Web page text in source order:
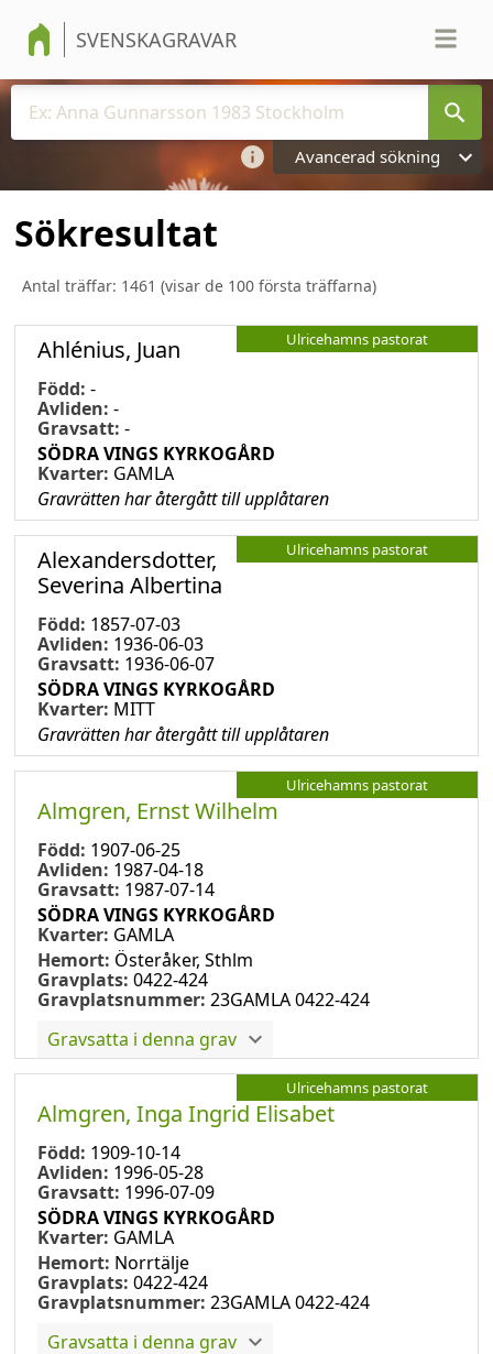
SVENSKAGRAVAR
Avancerad sökning
Sökresultat
Antal träffar: 1461 (visar de 100 första träffarna)
Ulricehamns pastorat
Ahlénius, Juan
Född: -
Avliden: -
Gravsatt: -
SÖDRA VINGS KYRKOGÅRD
Kvarter: GAMLA
Gravrätten har återgått till upplåtaren
Ulricehamns pastorat
Alexandersdotter,
Severina Albertina
Född: 1857-07-03
Avliden: 1936-06-03
Gravsatt: 1936-06-07
SÖDRA VINGS KYRKOGÅRD
Kvarter: MITT
Gravrätten har återgått till upplåtaren
Ulricehamns pastorat
Almgren, Ernst Wilhelm
Född: 1907-06-25
Avliden: 1987-04-18
Gravsatt: 1987-07-14
SÖDRA VINGS KYRKOGÅRD
Kvarter: GAMLA
Hemort: Österåker, Sthlm
Gravplats: 0422-424
Gravplatsnummer: 23GAMLA 0422-424
Gravsatta i denna grav
Ulricehamns pastorat
Almgren, Inga Ingrid Elisabet
Född: 1909-10-14
Avliden: 1996-05-28
Gravsatt: 1996-07-09
SÖDRA VINGS KYRKOGÅRD
Kvarter: GAMLA
Hemort: Norrtälje
Gravplats: 0422-424
Gravplatsnummer: 23GAMLA 0422-424
Gravsatta i denna grav